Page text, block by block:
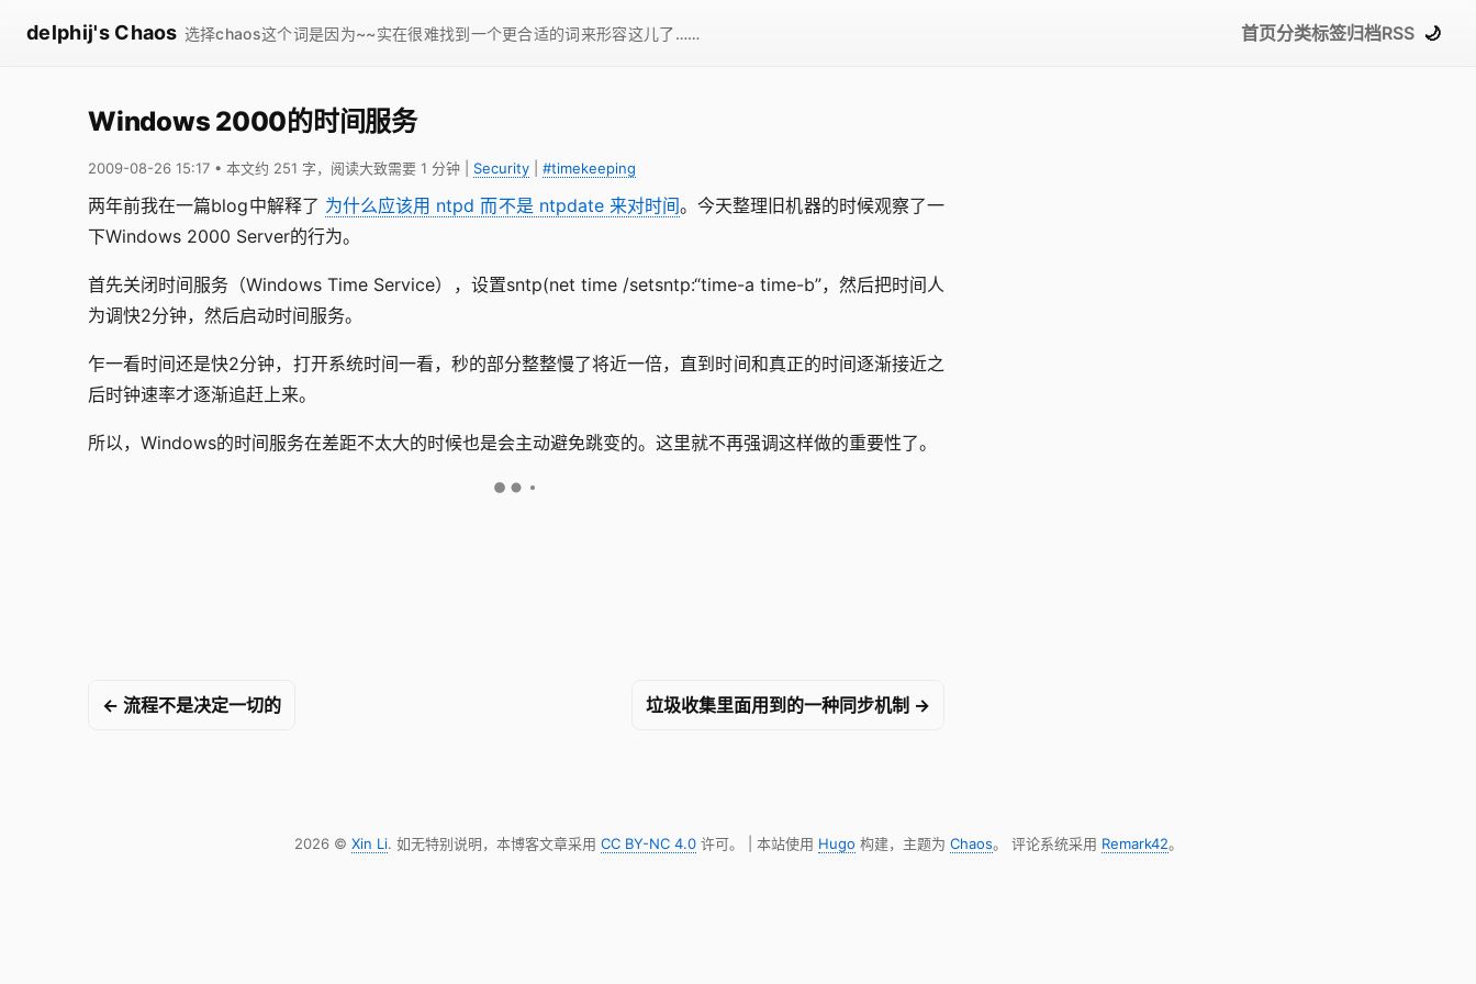
delphij's Chaos 选择chaos这个词是因为~~实在很难找到一个更合适的词来形容这儿了…… 首页分类标签归档RSS 🌙
Windows 2000的时间服务
2009-08-26 15:17 • 本文约 251 字，阅读大致需要 1 分钟 Security #timekeeping
两年前我在一篇blog中解释了 为什么应该用 ntpd 而不是 ntpdate 来对时间。今天整理旧机器的时候观察了一
下Windows 2000 Server的行为。
首先关闭时间服务（Windows Time Service），设置sntp(net time /setsntp:“time-a time-b”，然后把时间人
为调快2分钟，然后启动时间服务。
乍一看时间还是快2分钟，打开系统时间一看，秒的部分整整慢了将近一倍，直到时间和真正的时间逐渐接近之
后时钟速率才逐渐追赶上来。
所以，Windows的时间服务在差距不太大的时候也是会主动避免跳变的。这里就不再强调这样做的重要性了。
← 流程不是决定一切的 垃圾收集里面用到的一种同步机制 →
2026 © Xin Li. 如无特别说明，本博客文章采用 CC BY-NC 4.0许可。 | 本站使用 Hugo 构建，主题为 Chaos。 评论系统采用 Remark42。